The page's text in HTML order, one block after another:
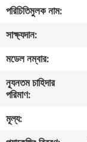
সম্পর্কে
কারখানা
পরিচিতিমুলক নাম:
সাক্ষ্যদান:
মডেল নম্বার:
ন্যূনতম চাহিদার
পরিমাণ:
মূল্য: